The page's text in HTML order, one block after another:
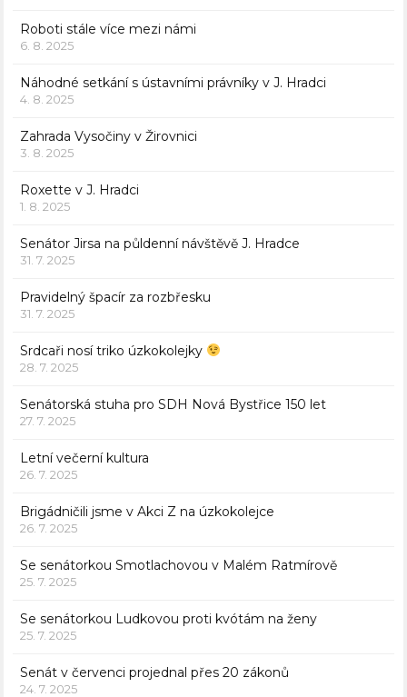
Roboti stále více mezi námi
6. 8. 2025
Náhodné setkání s ústavními právníky v J. Hradci
4. 8. 2025
Zahrada Vysočiny v Žirovnici
3. 8. 2025
Roxette v J. Hradci
1. 8. 2025
Senátor Jirsa na půldenní návštěvě J. Hradce
31. 7. 2025
Pravidelný špacír za rozbřesku
31. 7. 2025
Srdcaři nosí triko úzkokolejky
28. 7. 2025
Senátorská stuha pro SDH Nová Bystřice 150 let
27. 7. 2025
Letní večerní kultura
26. 7. 2025
Brigádničili jsme v Akci Z na úzkokolejce
26. 7. 2025
Se senátorkou Smotlachovou v Malém Ratmírově
25. 7. 2025
Se senátorkou Ludkovou proti kvótám na ženy
25. 7. 2025
Senát v červenci projednal přes 20 zákonů
24. 7. 2025